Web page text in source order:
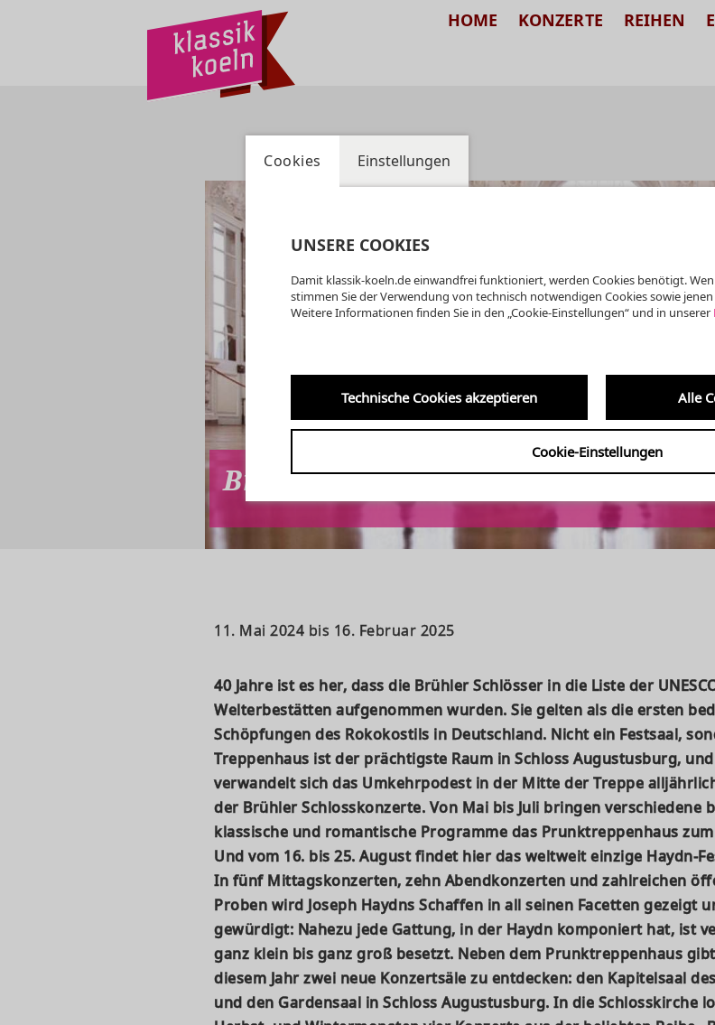
HOME KONZERTE REIHEN
Brühler Schlosskonzerte 2024
11. Mai 2024 bis 16. Februar 2025
40 Jahre ist es her, dass die Brühler Schlösser in die Liste der
Welterbestätten aufgenommen wurden. Sie gelten als die ersten
Schöpfungen des Rokokostils in Deutschland. Nicht ein Festsaal,
Treppenhaus ist der prächtigste Raum in Schloss Augustusburg,
verwandelt sich das Umkehrpodest in der Mitte der Treppe
der Brühler Schlosskonzerte. Von Mai bis Juli bringen verschiedene
klassische und romantische Programme das Prunktreppenhaus
Und vom 16. bis 25. August findet hier das weltweit einzige Haydn-
In fünf Mittagskonzerten, zehn Abendkonzerten und zahlreichen
Proben wird Joseph Haydns Schaffen in all seinen Facetten gezeigt
gewürdigt: Nahezu jede Gattung, in der Haydn komponiert hat, ist
ganz klein bis ganz groß besetzt. Neben dem Prunktreppenhaus
diesem Jahr zwei neue Konzertsäle zu entdecken: den Kapitelsaal
und den Gardensaal in Schloss Augustusburg. In die Schlosskirche
Cookies Einstellungen
UNSERE COOKIES
Damit klassik-koeln.de einwandfrei funktioniert, werden Cookies benötigt.
stimmen Sie der Verwendung von technisch notwendigen Cookies sowie
Weitere Informationen finden Sie in den „Cookie-Einstellungen“ und in unserer
Technische Cookies akzeptieren Alle
Cookie-Einstellungen